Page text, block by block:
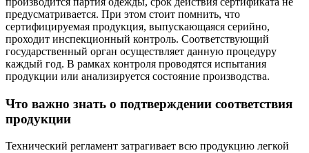
предусматривается. При этом стоит помнить, что
сертифицируемая продукция, выпускающаяся серийно,
проходит инспекционный контроль. Соответствующий
государственный орган осуществляет данную процедуру
каждый год. В рамках контроля проводятся испытания
продукции или анализируется состояние производства.
Что важно знать о подтверждении соответствия
продукции
Технический регламент затрагивает всю продукцию легкой